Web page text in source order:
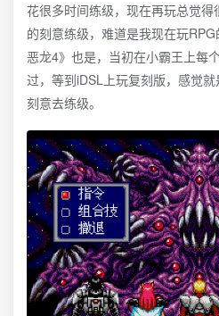
花很多时间练级，现在再玩总觉
的刻意练级，难道是我现在玩
恶龙4》也是，当初在小霸王上每
过，等到iDSL上玩复刻版，感觉
刻意去练级。